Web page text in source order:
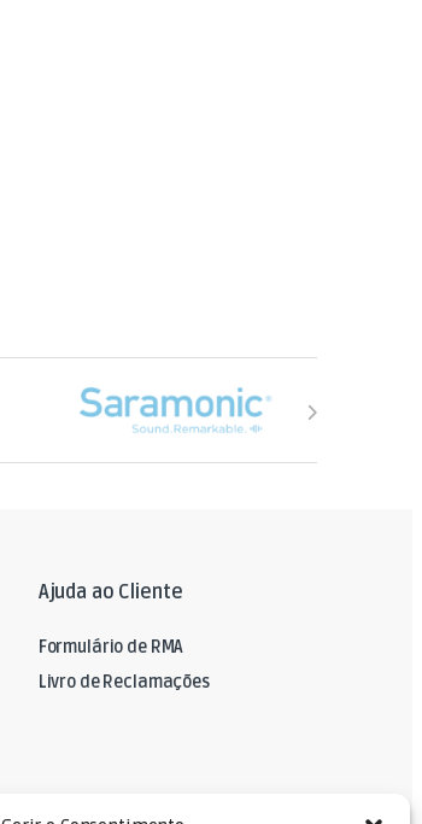
Ajuda ao Cliente
Formulário de RMA
Livro de Reclamações